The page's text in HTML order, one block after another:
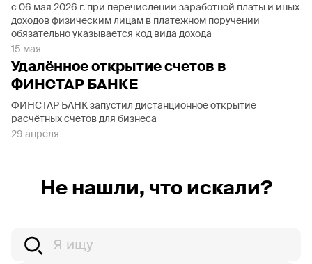
с 06 мая 2026 г. при перечислении заработной платы и иных
доходов физическим лицам в платёжном поручении
обязательно указывается код вида дохода
15 мая
Удалённое открытие счетов в
ФИНСТАР БАНКЕ
ФИНСТАР БАНК запустил дистанционное открытие
расчётных счетов для бизнеса
29 апреля
Не нашли, что искали?